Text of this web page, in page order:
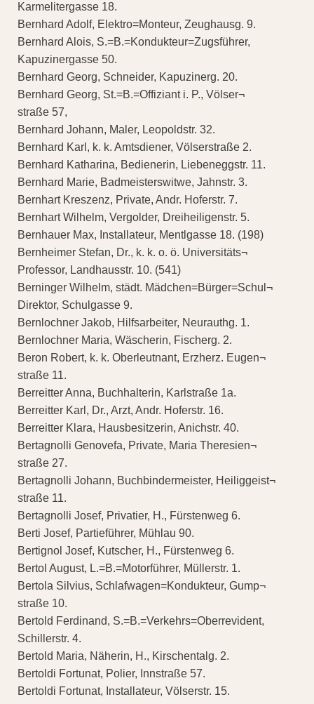
Karmelitergasse 18.
Bernhard Adolf, Elektro=Monteur, Zeughausg. 9.
Bernhard Alois, S.=B.=Kondukteur=Zugsführer,
Kapuzinergasse 50.
Bernhard Georg, Schneider, Kapuzinerg. 20.
Bernhard Georg, St.=B.=Offiziant i. P., Völser¬
straße 57,
Bernhard Johann, Maler, Leopoldstr. 32.
Bernhard Karl, k. k. Amtsdiener, Völserstraße 2.
Bernhard Katharina, Bedienerin, Liebeneggstr. 11.
Bernhard Marie, Badmeisterswitwe, Jahnstr. 3.
Bernhart Kreszenz, Private, Andr. Hoferstr. 7.
Bernhart Wilhelm, Vergolder, Dreiheiligenstr. 5.
Bernhauer Max, Installateur, Mentlgasse 18. (198)
Bernheimer Stefan, Dr., k. k. o. ö. Universitäts¬
Professor, Landhausstr. 10. (541)
Berninger Wilhelm, städt. Mädchen=Bürger=Schul¬
Direktor, Schulgasse 9.
Bernlochner Jakob, Hilfsarbeiter, Neurauthg. 1.
Bernlochner Maria, Wäscherin, Fischerg. 2.
Beron Robert, k. k. Oberleutnant, Erzherz. Eugen¬
straße 11.
Berreitter Anna, Buchhalterin, Karlstraße 1a.
Berreitter Karl, Dr., Arzt, Andr. Hoferstr. 16.
Berreitter Klara, Hausbesitzerin, Anichstr. 40.
Bertagnolli Genovefa, Private, Maria Theresien¬
straße 27.
Bertagnolli Johann, Buchbindermeister, Heiliggeist¬
straße 11.
Bertagnolli Josef, Privatier, H., Fürstenweg 6.
Berti Josef, Partieführer, Mühlau 90.
Bertignol Josef, Kutscher, H., Fürstenweg 6.
Bertol August, L.=B.=Motorführer, Müllerstr. 1.
Bertola Silvius, Schlafwagen=Kondukteur, Gump¬
straße 10.
Bertold Ferdinand, S.=B.=Verkehrs=Oberrevident,
Schillerstr. 4.
Bertold Maria, Näherin, H., Kirschentalg. 2.
Bertoldi Fortunat, Polier, Innstraße 57.
Bertoldi Fortunat, Installateur, Völserstr. 15.